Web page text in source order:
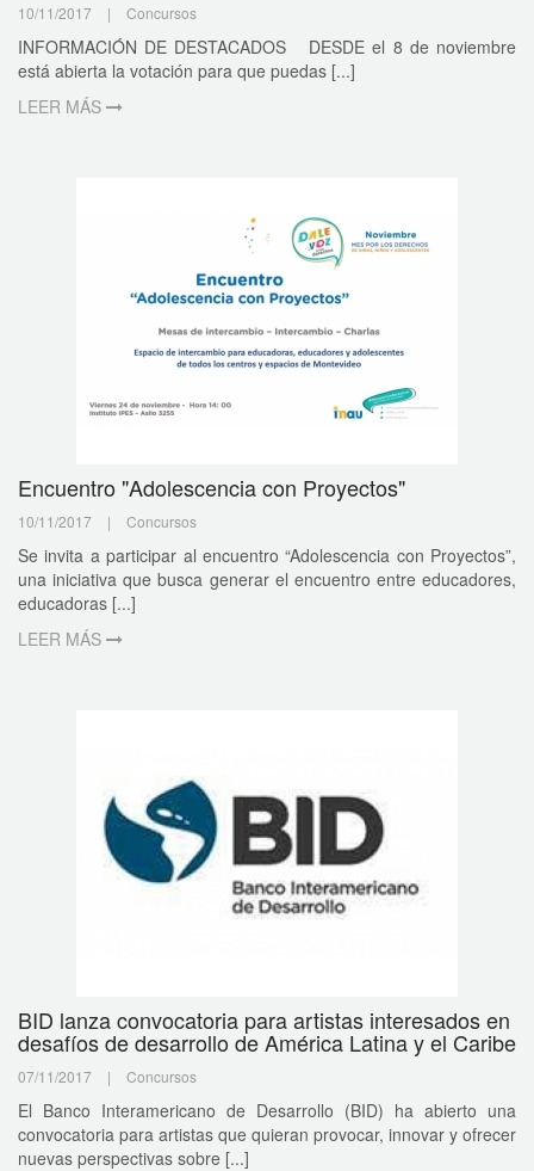
10/11/2017 | Concursos
INFORMACIÓN DE DESTACADOS DESDE el 8 de noviembre
está abierta la votación para que puedas [...]
LEER MÁS
Encuentro "Adolescencia con Proyectos"
10/11/2017 | Concursos
Se invita a participar al encuentro “Adolescencia con Proyectos”,
una iniciativa que busca generar el encuentro entre educadores,
educadoras [...]
LEER MÁS
BID lanza convocatoria para artistas interesados en
desafíos de desarrollo de América Latina y el Caribe
07/11/2017 | Concursos
El Banco Interamericano de Desarrollo (BID) ha abierto una
convocatoria para artistas que quieran provocar, innovar y ofrecer
nuevas perspectivas sobre [...]